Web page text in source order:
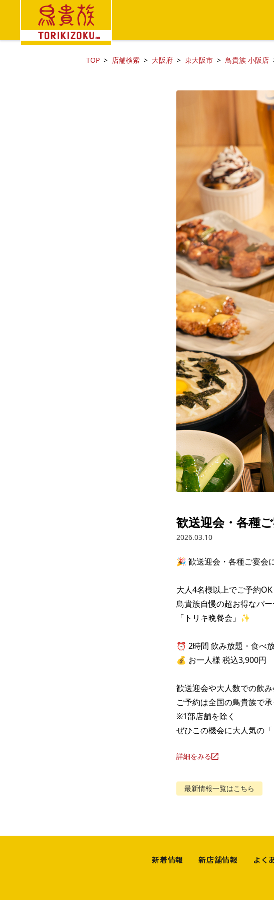
TOP 店舗検索 大阪府 東大阪市 鳥貴族 小阪店
歓送迎会・各種
2026.03.10
🎉 歓送迎会・各種ご宴会
大人4名様以上でご予約OK
鳥貴族自慢の超お得なパ
「トリキ晩餐会」✨
⏰ 2時間 飲み放題・食べ
💰 お一人様 税込3,900円
歓送迎会や大人数での飲
ご予約は全国の鳥貴族で承
※1部店舗を除く
ぜひこの機会に大人気の
詳細をみる
最新情報一覧はこちら
新着情報 新店舗情報 よく